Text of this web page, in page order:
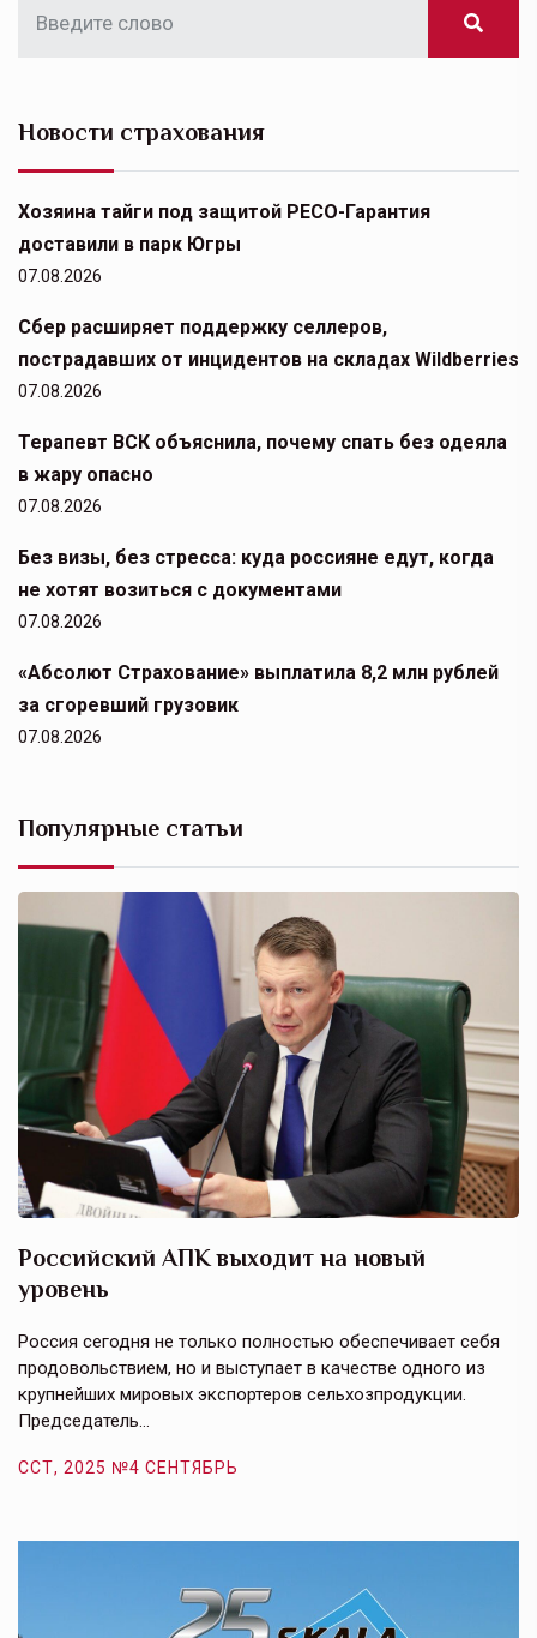
Новости страхования
Хозяина тайги под защитой РЕСО-Гарантия
доставили в парк Югры
07.08.2026
Сбер расширяет поддержку селлеров,
пострадавших от инцидентов на складах Wildberries
07.08.2026
Терапевт ВСК объяснила, почему спать без одеяла
в жару опасно
07.08.2026
Без визы, без стресса: куда россияне едут, когда
не хотят возиться с документами
07.08.2026
«Абсолют Страхование» выплатила 8,2 млн рублей
за сгоревший грузовик
07.08.2026
Популярные статьи
Российский АПК выходит на новый
уровень
Россия сегодня не только полностью обеспечивает себя
продовольствием, но и выступает в качестве одного из
крупнейших мировых экспортеров сельхозпродукции.
Председатель…
ССТ, 2025 №4 СЕНТЯБРЬ